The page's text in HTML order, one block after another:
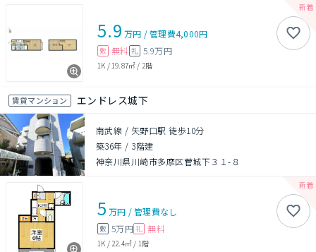
5.9 万円 /管理費4,000円
敷 無料 礼 5.9万円
1K / 19.87㎡ / 2階
賃貸マンション エンドレス城下
南武線 / 矢野口駅 徒歩10分
築36年 / 3階建
神奈川県川崎市多摩区菅城下３１-８
5 万円 /管理費なし
敷 5万円 礼 無料
1K / 22.4㎡ / 1階